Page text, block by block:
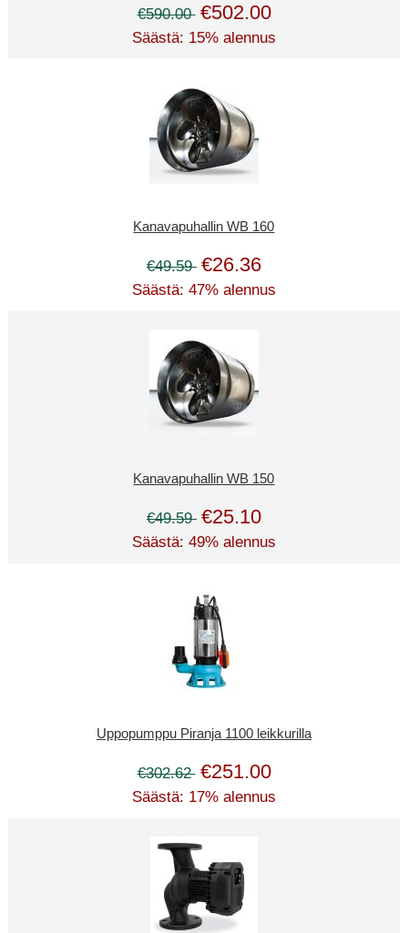
€590.00 €502.00
Säästä: 15% alennus
Kanavapuhallin WB 160
€49.59 €26.36
Säästä: 47% alennus
Kanavapuhallin WB 150
€49.59 €25.10
Säästä: 49% alennus
Uppopumppu Piranja 1100 leikkurilla
€302.62 €251.00
Säästä: 17% alennus